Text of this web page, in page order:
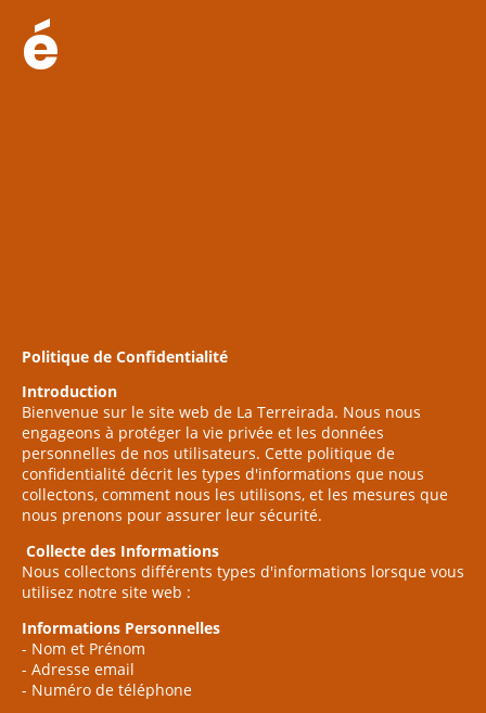
é
Politique de Confidentialité
Introduction
Bienvenue sur le site web de La Terreirada. Nous nous
engageons à protéger la vie privée et les données
personnelles de nos utilisateurs. Cette politique de
confidentialité décrit les types d'informations que nous
collectons, comment nous les utilisons, et les mesures que
nous prenons pour assurer leur sécurité.
Collecte des Informations
Nous collectons différents types d'informations lorsque vous
utilisez notre site web :
Informations Personnelles
- Nom et Prénom
- Adresse email
- Numéro de téléphone